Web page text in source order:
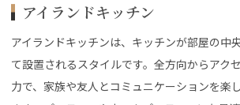
アイランドキッチン
アイランドキッチンは、キッチンが部屋の中
て設置されるスタイルです。全方向からアク
力で、家族や友人とコミュニケーションを楽